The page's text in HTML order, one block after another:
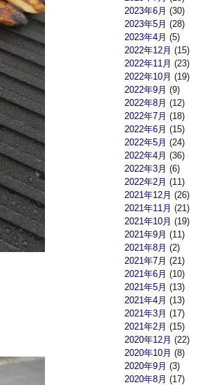
2023年6月 (30)
2023年5月 (28)
2023年4月 (5)
2022年12月 (15)
2022年11月 (23)
2022年10月 (19)
2022年9月 (9)
2022年8月 (12)
2022年7月 (18)
2022年6月 (15)
2022年5月 (24)
2022年4月 (36)
2022年3月 (6)
2022年2月 (11)
2021年12月 (26)
2021年11月 (21)
2021年10月 (19)
2021年9月 (11)
2021年8月 (2)
2021年7月 (21)
2021年6月 (10)
2021年5月 (13)
2021年4月 (13)
2021年3月 (17)
2021年2月 (15)
2020年12月 (22)
2020年10月 (8)
2020年9月 (3)
2020年8月 (17)